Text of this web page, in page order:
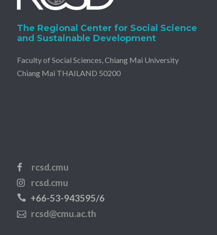
The Regional Center for Social Science
and Sustainable Development
Faculty of Social Sciences, Chiang Mai University
Chiang Mai THAILAND 50200
rcsd.cmu
rcsd.cmu
+66-53-943595/6
rcsd@cmu.ac.th